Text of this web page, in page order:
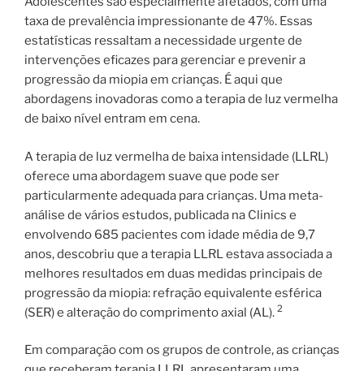
taxa de prevalência impressionante de 47%. Essas
estatísticas ressaltam a necessidade urgente de
intervenções eficazes para gerenciar e prevenir a
progressão da miopia em crianças. É aqui que
abordagens inovadoras como a terapia de luz vermelha
de baixo nível entram em cena.
A terapia de luz vermelha de baixa intensidade (LLRL)
oferece uma abordagem suave que pode ser
particularmente adequada para crianças. Uma meta-
análise de vários estudos, publicada na Clinics e
envolvendo 685 pacientes com idade média de 9,7
anos, descobriu que a terapia LLRL estava associada a
melhores resultados em duas medidas principais de
progressão da miopia: refração equivalente esférica
(SER) e alteração do comprimento axial (AL). 2
Em comparação com os grupos de controle, as crianças